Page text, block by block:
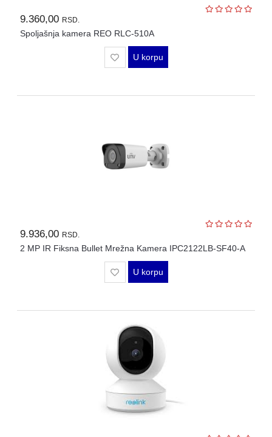
9.360,00 RSD.
Spoljašnja kamera REO RLC-510A
U korpu
9.936,00 RSD.
2 MP IR Fiksna Bullet Mrežna Kamera IPC2122LB-SF40-A
U korpu